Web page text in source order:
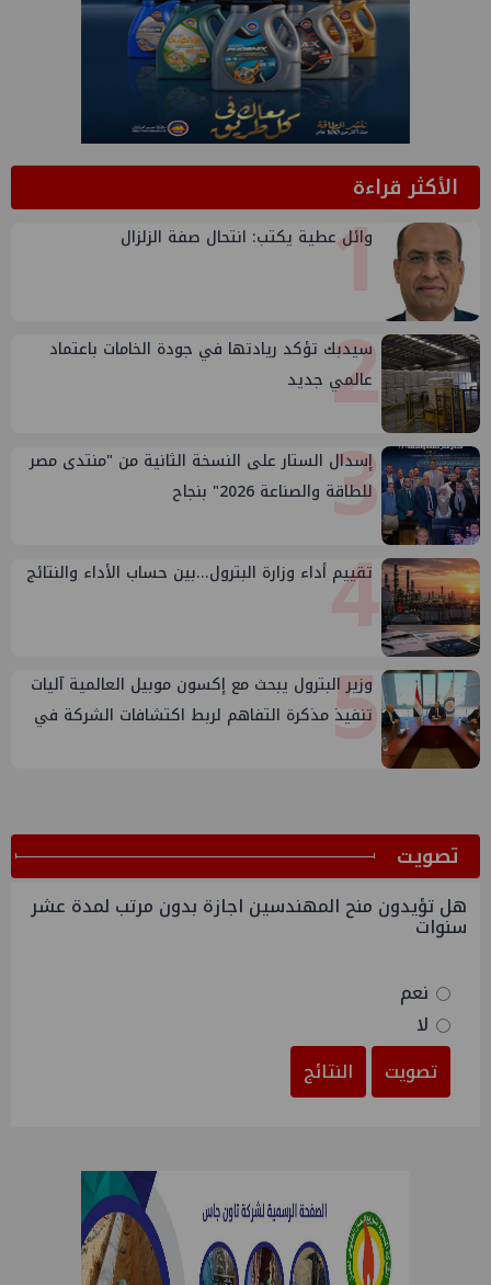
الأكثر قراءة1
وائل عطية يكتب: انتحال صفة الزلزال
2
سيدبك تؤكد ريادتها في جودة الخامات باعتماد
عالمي جديد
3
إسدال الستار على النسخة الثانية من "منتدى مصر
للطاقة والصناعة 2026" بنجاح
4
تقييم أداء وزارة البترول...بين حساب الأداء والنتائج
5
وزير البترول يبحث مع إكسون موبيل العالمية آليات
تنفيذ مذكرة التفاهم لربط اكتشافات الشركة في
ﺗﺼﻮﻳﺖ
هل تؤيدون منح المهندسين اجازة بدون مرتب لمدة عشر
سنوات
نعم
لا
تصويت
النتائج